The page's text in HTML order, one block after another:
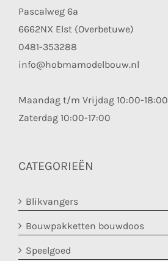
Pascalweg 6a
6662NX Elst (Overbetuwe)
0481-353288
info@hobmamodelbouw.nl
Maandag t/m Vrijdag 10:00-18:00
Zaterdag 10:00-17:00
CATEGORIEËN
Blikvangers
Bouwpakketten bouwdoos
Speelgoed